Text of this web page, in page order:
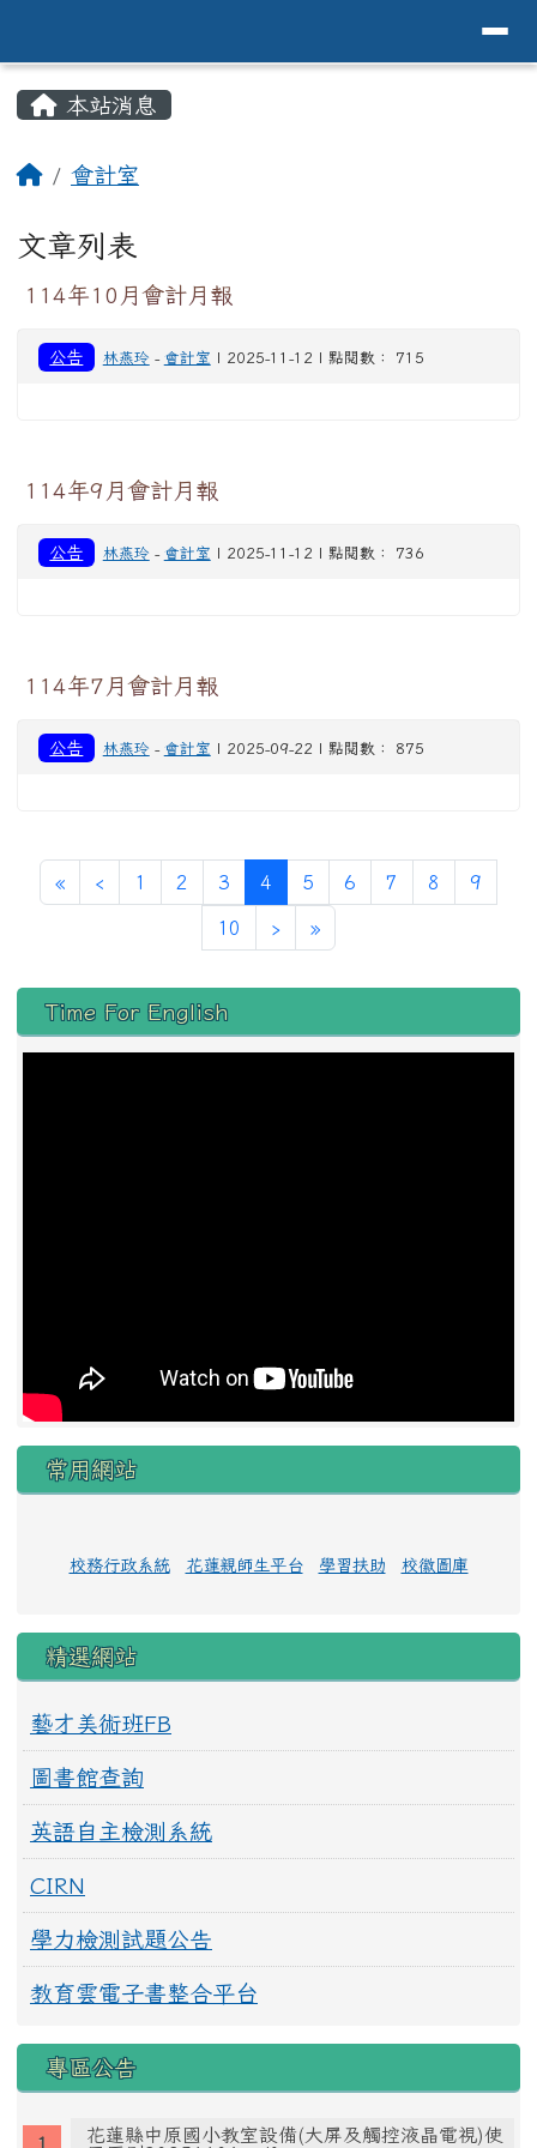
花蓮縣花蓮市中原國小全球資訊
本站消息
回首頁
會計室
文章列表
114年10月會計月報
公告 林燕玲 - 會計室 | 2025-11-12 | 點閱數： 715
114年9月會計月報
公告 林燕玲 - 會計室 | 2025-11-12 | 點閱數： 736
114年7月會計月報
公告 林燕玲 - 會計室 | 2025-09-22 | 點閱數： 875
«第一頁
‹ 上一頁
1 2 3 4 (目前頁次)
5 6 7 8 9
10 ›下一頁
»最後頁
左邊區域內容
Time For English
常用網站
校務行政系統 花蓮親師生平台 學習扶助 校徽圖庫
精選網站
藝才美術班FB
圖書館查詢
英語自主檢測系統
CIRN
學力檢測試題公告
教育雲電子書整合平台
專區公告
花蓮縣中原國小教室設備(大屏及觸控液晶電視)使